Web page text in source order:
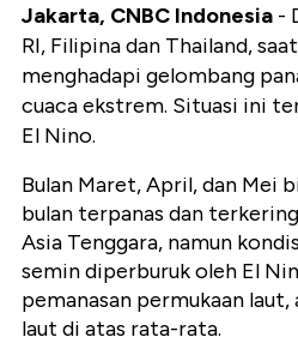
Jakarta, CNBC Indonesia -
RI, Filipina dan Thailand,
menghadapi gelombang
cuaca ekstrem. Situasi ini
El Nino.
Bulan Maret, April, dan Mei
bulan terpanas dan
Asia Tenggara, namun
semin diperburuk oleh El
pemanasan permukaan laut,
laut di atas rata-rata.